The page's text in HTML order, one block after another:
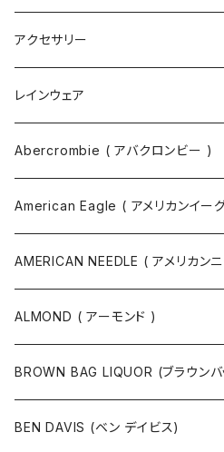
トートバッグ
ボディバッグ
バックパック
ツールバッグ
ボディバッグ・ヒップバッグ
ボストンバッグ / 旅行バッグ
ポーチ
アクセサリー
ネックレス
指輪
バングル
サングラス
マスク
ベルト
その他
レインウェア
Abercrombie ( アバクロンビー )
スウェット
カットソー
ニット
ジャケット・ブルゾン
コート
American Eagle ( アメリカンイー
ニット
スウェット
カットソー
パンツ
AMERICAN NEEDLE ( アメリカン
ALMOND ( アーモンド )
BROWN BAG LIQUOR (ブラウンバ
半袖Tシャツ
BEN DAVIS (ベン デイビス)